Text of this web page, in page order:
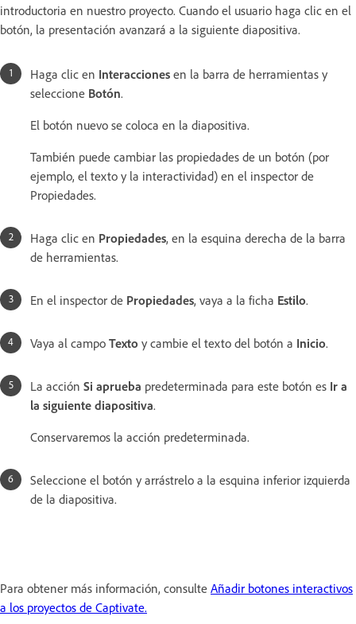
introductoria en nuestro proyecto. Cuando el usuario haga clic en el
botón, la presentación avanzará a la siguiente diapositiva.
Haga clic en Interacciones en la barra de herramientas y
seleccione Botón.
El botón nuevo se coloca en la diapositiva.
También puede cambiar las propiedades de un botón (por
ejemplo, el texto y la interactividad) en el inspector de
Propiedades.
Haga clic en Propiedades, en la esquina derecha de la barra
de herramientas.
En el inspector de Propiedades, vaya a la ficha Estilo.
Vaya al campo Texto y cambie el texto del botón a Inicio.
La acción Si aprueba predeterminada para este botón es Ir a
la siguiente diapositiva.
Conservaremos la acción predeterminada.
Seleccione el botón y arrástrelo a la esquina inferior izquierda
de la diapositiva.
Para obtener más información, consulte Añadir botones interactivos
a los proyectos de Captivate.